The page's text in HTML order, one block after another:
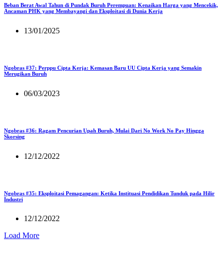
Beban Berat Awal Tahun di Pundak Buruh Perempuan: Kenaikan Harga yang Mencekik,
Ancaman PHK yang Membayangi dan Eksploitasi di Dunia Kerja
13/01/2025
Ngobras #37: Perppu Cipta Kerja: Kemasan Baru UU Cipta Kerja yang Semakin
Merugikan Buruh
06/03/2023
Ngobras #36: Ragam Pencurian Upah Buruh, Mulai Dari No Work No Pay Hingga
Skorsing
12/12/2022
Ngobras #35: Eksploitasi Pemagangan: Ketika Instituasi Pendidikan Tunduk pada Hilir
Industri
12/12/2022
Load More